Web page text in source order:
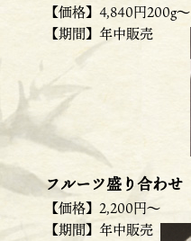
【価格】4,840円200g～
【期間】年中販売
フルーツ盛り合わせ
【価格】2,200円～
【期間】年中販売